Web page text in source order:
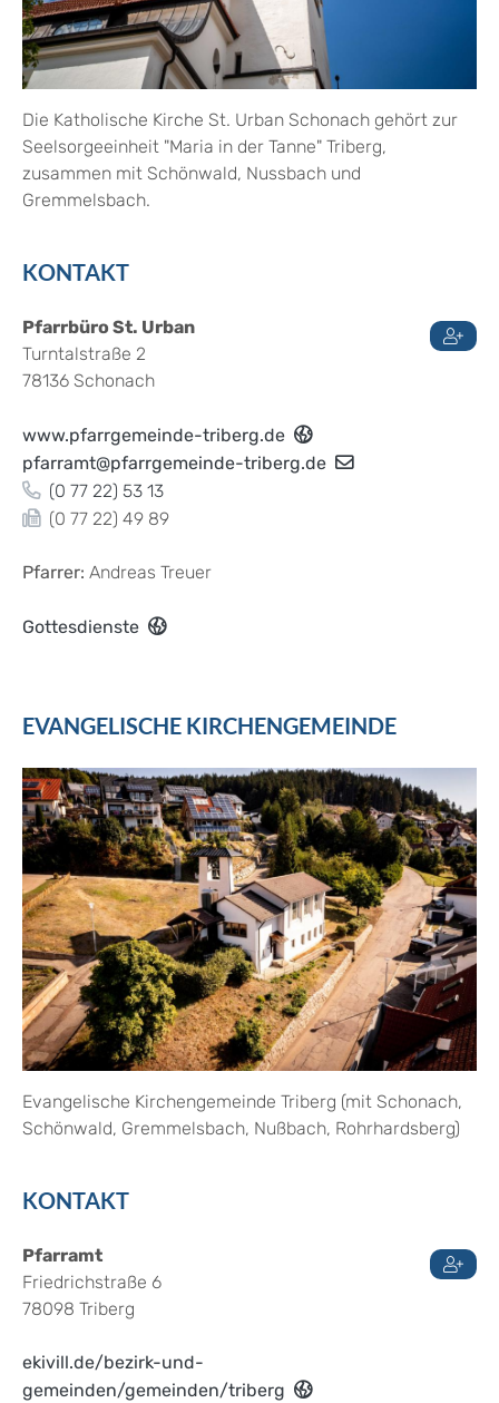
Die Katholische Kirche St. Urban Schonach gehört zur
Seelsorgeeinheit "Maria in der Tanne" Triberg,
zusammen mit Schönwald, Nussbach und
Gremmelsbach.
KONTAKT
Pfarrbüro St. Urban
Turntalstraße 2
78136 Schonach
www.pfarrgemeinde-triberg.de
pfarramt@pfarrgemeinde-triberg.de
(0 77 22) 53 13
(0 77 22) 49 89
Pfarrer: Andreas Treuer
Gottesdienste
EVANGELISCHE KIRCHENGEMEINDE
Evangelische Kirchengemeinde Triberg (mit Schonach,
Schönwald, Gremmelsbach, Nußbach, Rohrhardsberg)
KONTAKT
Pfarramt
Friedrichstraße 6
78098 Triberg
ekivill.de/bezirk-und-
gemeinden/gemeinden/triberg